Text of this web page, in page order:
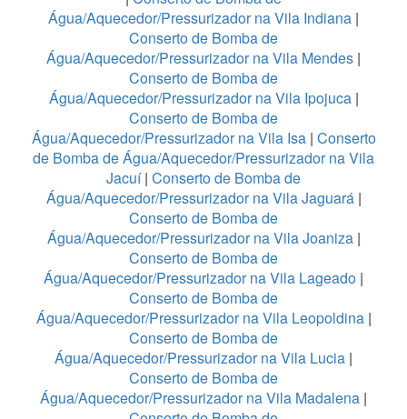
Água/Aquecedor/Pressurizador na Vila Indiana |
Conserto de Bomba de
Água/Aquecedor/Pressurizador na Vila Mendes |
Conserto de Bomba de
Água/Aquecedor/Pressurizador na Vila Ipojuca|
Conserto de Bomba de
Água/Aquecedor/Pressurizador na Vila Isa| Conserto
de Bomba de Água/Aquecedor/Pressurizador na Vila
Jacuí| Conserto de Bomba de
Água/Aquecedor/Pressurizador na Vila Jaguará|
Conserto de Bomba de
Água/Aquecedor/Pressurizador na Vila Joaniza|
Conserto de Bomba de
Água/Aquecedor/Pressurizador na Vila Lageado |
Conserto de Bomba de
Água/Aquecedor/Pressurizador na Vila Leopoldina|
Conserto de Bomba de
Água/Aquecedor/Pressurizador na Vila Lucia |
Conserto de Bomba de
Água/Aquecedor/Pressurizador na Vila Madalena |